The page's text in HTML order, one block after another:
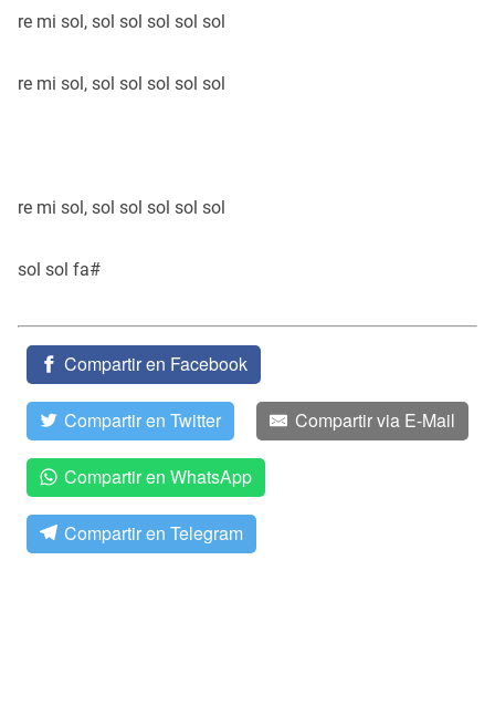
re mi sol, sol sol sol sol sol
re mi sol, sol sol sol sol sol
re mi sol, sol sol sol sol sol
sol sol fa#
Compartir en Facebook
Compartir en Twitter Compartir via E-Mail
Compartir en WhatsApp
Compartir en Telegram